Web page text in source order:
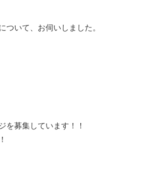
ついて、お伺いしま した。
を募集しています！！